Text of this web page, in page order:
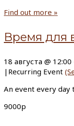
Find out more »
Время для
18 августа @ 12:00
| Recurring Event
An event every day
9000р